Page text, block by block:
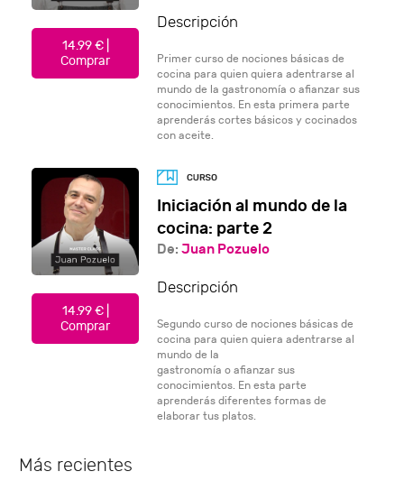
14.99 € |
Comprar
Descripción
Primer curso de nociones básicas de
cocina para quien quiera adentrarse al
mundo de la gastronomía o afianzar sus
conocimientos. En esta primera parte
aprenderás cortes básicos y cocinados
con aceite.
14.99 € |
Comprar
Iniciación al mundo de la
cocina: parte 2
De:Juan Pozuelo
Descripción
Segundo curso de nociones básicas de
cocina para quien quiera adentrarse al
mundo de la
gastronomía o afianzar sus
conocimientos. En esta parte
aprenderás diferentes formas de
elaborar tus platos.
Más recientes